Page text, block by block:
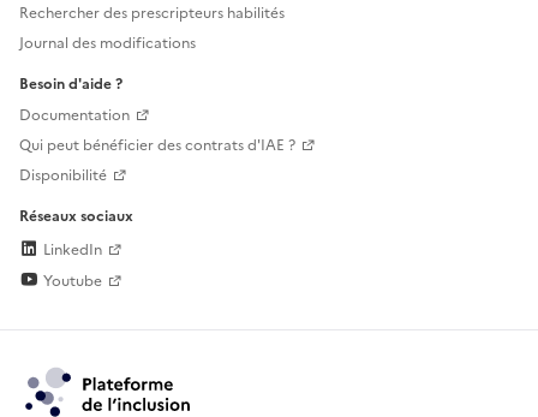
Rechercher des prescripteurs habilités
Journal des modifications
Besoin d'aide ?
Documentation
Qui peut bénéficier des contrats d'IAE ?
Disponibilité
Réseaux sociaux
LinkedIn
Youtube